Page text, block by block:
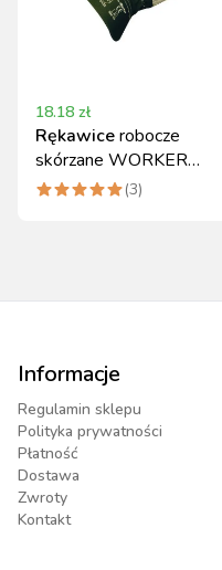
18.18 zł
Rękawicerobocze
skórzane WORKER
KERBL rozmiar 11
(3)
Informacje
Regulamin sklepu
Polityka prywatności
Płatność
Dostawa
Zwroty
Kontakt